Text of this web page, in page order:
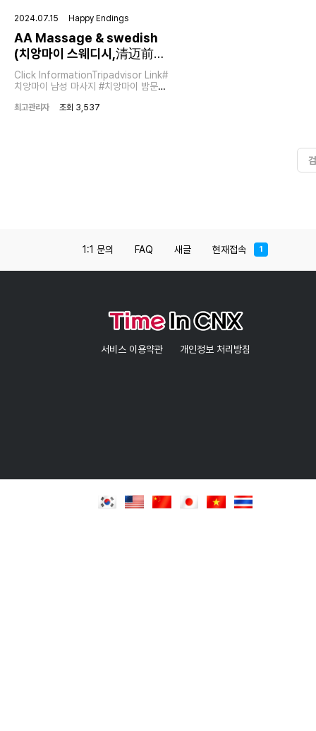
2024.07.15 Happy Endings
AA Massage & swedish
(치앙마이 스웨디시,清迈前列
腺保养)
Click InformationTripadvisor Link#
치앙마이 남성 마사지 #치앙마이 밤문화
마이 핸플
최고관리자 조회 3,537
1:1 문의 FAQ 새글 현재접속 1
서비스 이용약관 개인정보 처리방침